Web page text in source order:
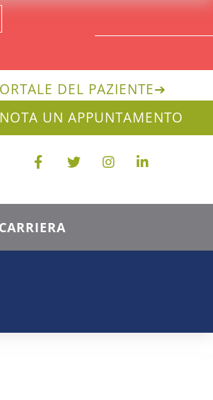
DEL PAZIENTE➔
UN APPUNTAMENTO
CARRIERA